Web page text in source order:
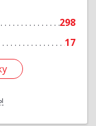
298
17